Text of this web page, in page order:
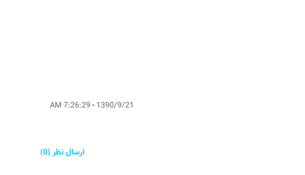
1390/9/21
-
7:26:29 AM
ارسال نظر (0)